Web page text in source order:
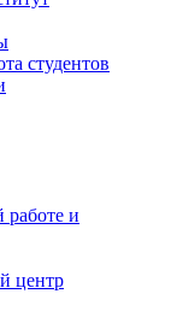
студентов
работе и
центр